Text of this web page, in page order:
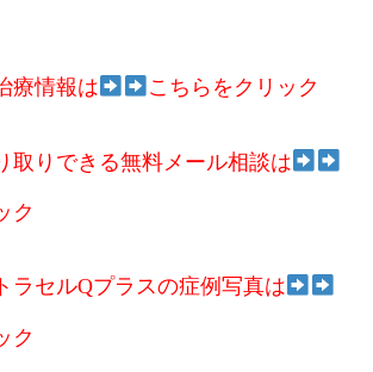
療情報は こちらをクリック
取りできる無料メール相談は
ク
ラセルQプラスの症例写真は
ク